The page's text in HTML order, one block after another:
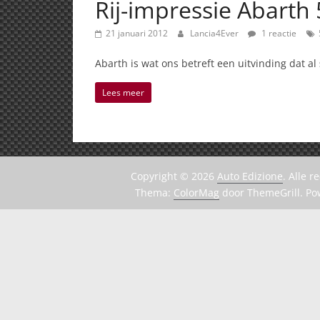
Rij-impressie Abarth
21 januari 2012 Lancia4Ever 1 reactie
Abarth is wat ons betreft een uitvinding dat al
Lees meer
Copyright © 2026 Auto Edizione. Alle
Thema: ColorMag door ThemeGrill.